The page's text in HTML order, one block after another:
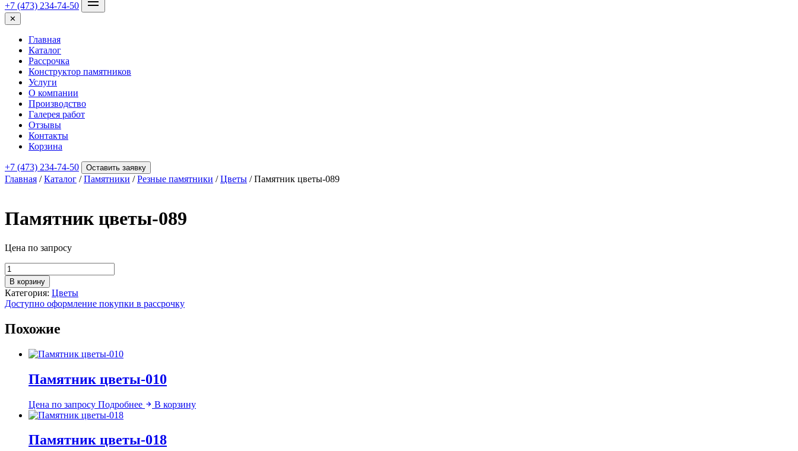
+7 (473) 234-74-50
✕
Главная
Каталог
Рассрочка
Конструктор памятников
Услуги
О компании
Производство
Галерея работ
Отзывы
Контакты
Корзина
+7 (473) 234-74-50 Оставить заявку
Главная /Каталог /Памятники /Резные памятники /Цветы / Памятник цветы-089
Памятник цветы-089
Цена по запросу
Количество
товара
Памятник
цветы-089
В корзину
Категория: Цветы
Доступно оформление покупки в рассрочку
Похожие
Памятник цветы-010
Цена по запросу Подробнее В корзину
Памятник цветы-018